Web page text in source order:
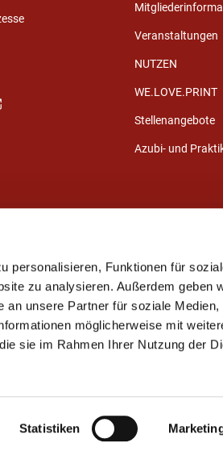
personalisieren, Funktionen für
zu analysieren. Außerdem geben
unsere Partner für soziale Medien,
möglicherweise mit
sie im Rahmen Ihrer Nutzung der
Statistiken
Veranstaltungen
NUTZEN
WE.LOVE.PRINT
Stellenangebote
Azubi- und
Datenschutz Sitemap